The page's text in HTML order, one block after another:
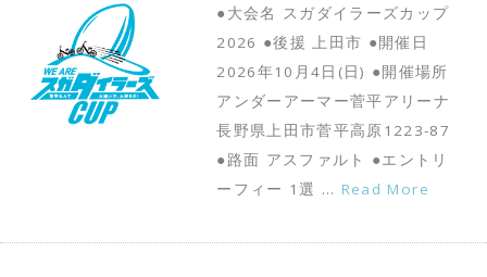
●大会名 スガダイラーズカップ
2026 ●後援 上田市 ●開催日
2026年10月4日(日) ●開催場所
アンダーアーマー菅平アリーナ
長野県上田市菅平高原1223-87
●路面 アスファルト ●エントリ
ーフィー 1選 … Read More